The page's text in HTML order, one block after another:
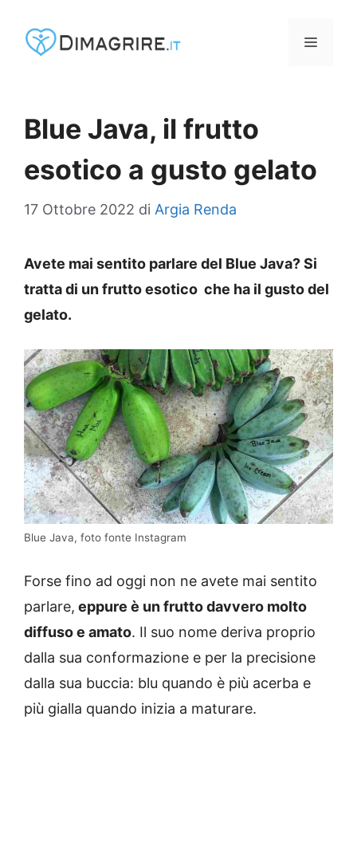
MENU
Blue Java, il frutto
esotico a gusto gelato
17 Ottobre 2022 di Argia Renda
Avete mai sentito parlare del Blue Java? Si
tratta di un frutto esotico che ha il gusto del
gelato.
Blue Java, foto fonte Instagram
Forse fino ad oggi non ne avete mai sentito
parlare, eppure è un frutto davvero molto
diffuso e amato. Il suo nome deriva proprio
dalla sua conformazione e per la precisione
dalla sua buccia: blu quando è più acerba e
più gialla quando inizia a maturare.